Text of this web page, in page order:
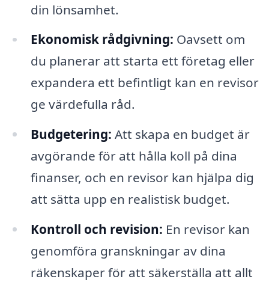
din lönsamhet.
Ekonomisk rådgivning: Oavsett om
du planerar att starta ett företag eller
expandera ett befintligt kan en revisor
ge värdefulla råd.
Budgetering: Att skapa en budget är
avgörande för att hålla koll på dina
finanser, och en revisor kan hjälpa dig
att sätta upp en realistisk budget.
Kontroll och revision: En revisor kan
genomföra granskningar av dina
räkenskaper för att säkerställa att allt